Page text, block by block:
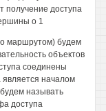
получение доступа
о 1
маршрутом) будем
объектов
соединены
началом
называть
доступа